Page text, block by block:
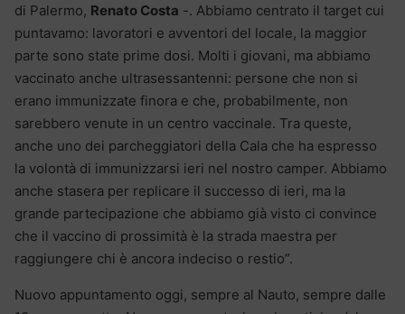
di Palermo, Renato Costa -. Abbiamo centrato il target cui
puntavamo: lavoratori e avventori del locale, la maggior
parte sono state prime dosi. Molti i giovani, ma abbiamo
vaccinato anche ultrasessantenni: persone che non si
erano immunizzate finora e che, probabilmente, non
sarebbero venute in un centro vaccinale. Tra queste,
anche uno dei parcheggiatori della Cala che ha espresso
la volontà di immunizzarsi ieri nel nostro camper. Abbiamo
anche stasera per replicare il successo di ieri, ma la
grande partecipazione che abbiamo già visto ci convince
che il vaccino di prossimità è la strada maestra per
raggiungere chi è ancora indeciso o restio”.
Nuovo appuntamento oggi, sempre al Nauto, sempre dalle